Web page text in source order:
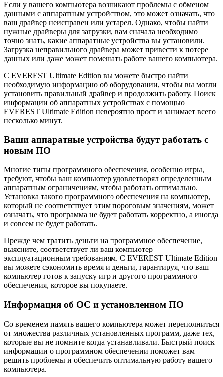
Если у вашего компьютера возникают проблемы с обменом
данными с аппаратным устройством, это может означать, что
ваш драйвер неисправен или устарел. Однако, чтобы найти
нужные драйверы для загрузки, вам сначала необходимо
точно знать, какие аппаратные устройства вы установили.
Загрузка неправильного драйвера может привести к потере
данных или даже может помешать работе вашего компьютера.
С EVEREST Ultimate Edition вы можете быстро найти
необходимую информацию об оборудовании, чтобы вы могли
установить правильный драйвер и продолжить работу. Поиск
информации об аппаратных устройствах с помощью
EVEREST Ultimate Edition невероятно прост и занимает всего
несколько минут.
Ваши аппаратные устройства будут работать с
новым ПО
Многие типы программного обеспечения, особенно игры,
требуют, чтобы ваш компьютер удовлетворял определенным
аппаратным ограничениям, чтобы работать оптимально.
Установка такого программного обеспечения на компьютер,
который не соответствует этим пороговым значениям, может
означать, что программа не будет работать корректно, а иногда
и совсем не будет работать.
Прежде чем тратить деньги на программное обеспечение,
выясните, соответствует ли ваш компьютер
эксплуатационным требованиям. С EVEREST Ultimate Edition
вы можете сэкономить время и деньги, гарантируя, что ваш
компьютер готов к запуску игр и другого программного
обеспечения, которое вы покупаете.
Информация об ОС и установленном ПО
Со временем память вашего компьютера может переполниться
от множества различных установленных программ, даже тех,
которые вы не помните когда устанавливали. Быстрый поиск
информации о программном обеспечении поможет вам
решить проблемы и обеспечить оптимальную работу вашего
компьютера.